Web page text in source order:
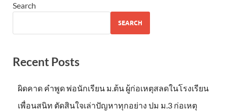
Search
SEARCH
Recent Posts
ผิดคาด คำพูด พ่อนักเรียน ม.ต้น ผู้ก่อเหตุสลดในโรงเรียน
เพื่อนสนิท ตัดสินใจเล่าปัญหาทุกอย่าง ปม ม.3 ก่อเหตุ